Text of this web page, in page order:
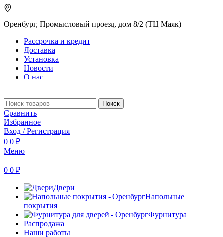
Оренбург, Промысловый проезд, дом 8/2 (ТЦ Маяк)
Рассрочка и кредит
Доставка
Установка
Новости
О нас
Поиск
Сравнить
Избранное
Вход / Регистрация
0 0 ₽
Меню
0 0 ₽
Двери
Напольные
покрытия
Фурнитура
Распродажа
Наши работы